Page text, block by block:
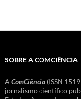
SOBRE A COMCIÊNCIA
A ComCiência (ISSN
jornalismo científico